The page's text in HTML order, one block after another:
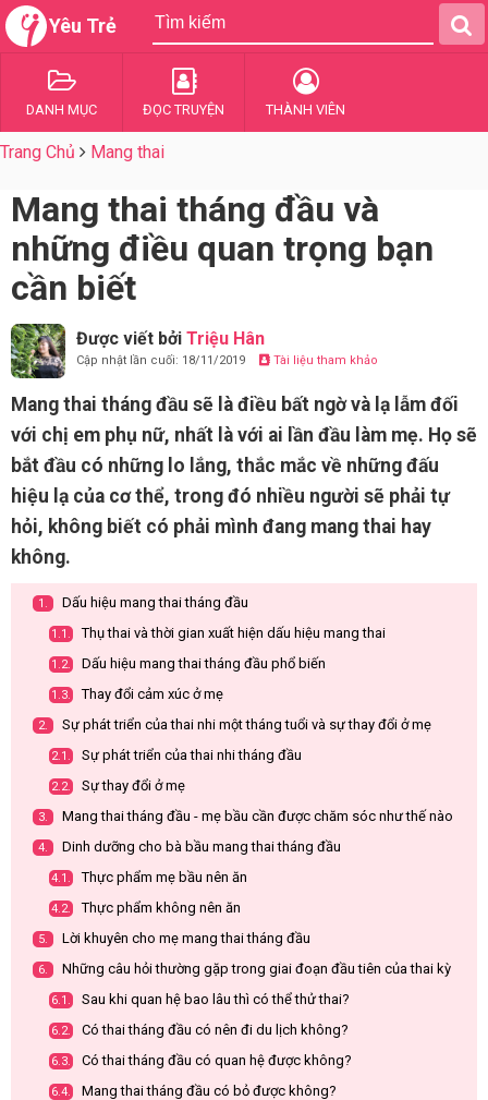
Yêu Trẻ
DANH MỤC ĐỌC TRUYỆN THÀNH VIÊN
Trang Chủ Mang thai
Mang thai tháng đầu và
những điều quan trọng bạn
cần biết
Được viết bởi Triệu Hân
Cập nhật lần cuối: 18/11/2019 Tài liệu tham khảo
Mang thai tháng đầu sẽ là điều bất ngờ và lạ lẫm đối
với chị em phụ nữ, nhất là với ai lần đầu làm mẹ. Họ sẽ
bắt đầu có những lo lắng, thắc mắc về những đấu
hiệu lạ của cơ thể, trong đó nhiều người sẽ phải tự
hỏi, không biết có phải mình đang mang thai hay
không.
1. Dấu hiệu mang thai tháng đầu
1.1. Thụ thai và thời gian xuất hiện dấu hiệu mang thai
1.2. Dấu hiệu mang thai tháng đầu phổ biến
1.3. Thay đổi cảm xúc ở mẹ
2. Sự phát triển của thai nhi một tháng tuổi và sự thay đổi ở mẹ
2.1. Sự phát triển của thai nhi tháng đầu
2.2. Sự thay đổi ở mẹ
3. Mang thai tháng đầu - mẹ bầu cần được chăm sóc như thế nào
4. Dinh dưỡng cho bà bầu mang thai tháng đầu
4.1. Thực phẩm mẹ bầu nên ăn
4.2. Thực phẩm không nên ăn
5. Lời khuyên cho mẹ mang thai tháng đầu
6. Những câu hỏi thường gặp trong giai đoạn đầu tiên của thai kỳ
6.1. Sau khi quan hệ bao lâu thì có thể thử thai?
6.2. Có thai tháng đầu có nên đi du lịch không?
6.3. Có thai tháng đầu có quan hệ được không?
6.4. Mang thai tháng đầu có bỏ được không?